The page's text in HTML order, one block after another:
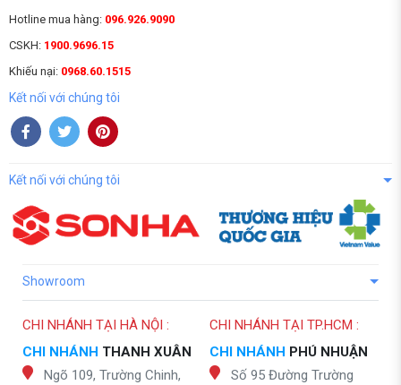
Hotline mua hàng: 096.926.9090
CSKH: 1900.9696.15
Khiếu nại: 0968.60.1515
Kết nối với chúng tôi
Kết nối với chúng tôi
Showroom
CHI NHÁNH TẠI HÀ NỘI :
CHI NHÁNH THANH XUÂN
Ngõ 109, Trường Chinh,
CHI NHÁNH TẠI TP.HCM :
CHI NHÁNH PHÚ NHUẬN
Số 95 Đường Trường